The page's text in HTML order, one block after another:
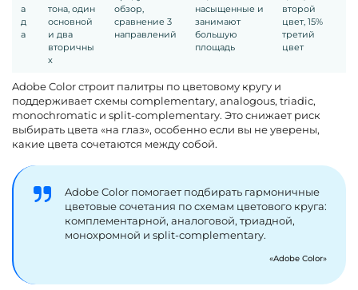
а
д
а
тона, один
основной
и два
вторичны
х
обзор,
сравнение 3
направлений
насыщенные и
занимают
большую
площадь
второй
цвет, 15%
третий
цвет
Adobe Color строит палитры по цветовому кругу и
поддерживает схемы complementary, analogous, triadic,
monochromatic и split-complementary. Это снижает риск
выбирать цвета «на глаз», особенно если вы не уверены,
какие цвета сочетаются между собой.
Adobe Color помогает подбирать гармоничные
цветовые сочетания по схемам цветового круга:
комплементарной, аналоговой, триадной,
монохромной и split-complementary.
Adobe Color